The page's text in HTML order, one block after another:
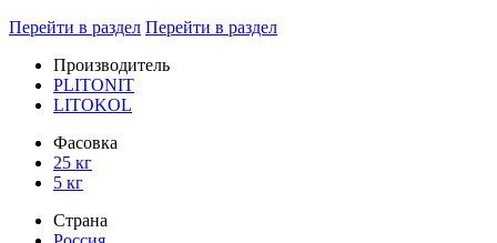
Перейти в раздел Перейти в раздел
Производитель
PLITONIT
LITOKOL
Фасовка
25 кг
5 кг
Страна